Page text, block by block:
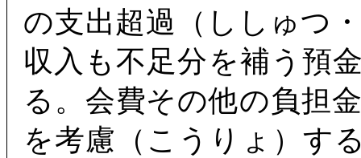
の支出超過（ししゅつ
収入も不足分を補う預
る。会費その他の負担
を考慮（こうりょ）す